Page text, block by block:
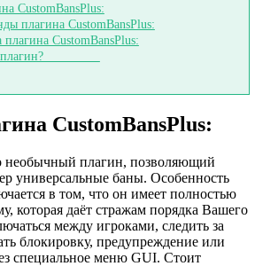
CustomBansPlus:
плагина CustomBansPlus:
CustomBansPlus:
плагин?
CustomBansPlus:
необычный плагин, позволяющий
универсальные баны. Особенность
в том, что он имеет полностью
которая даёт стражам порядка Вашего
между игроками, следить за
блокировку, предупреждение или
специальное меню GUI. Стоит